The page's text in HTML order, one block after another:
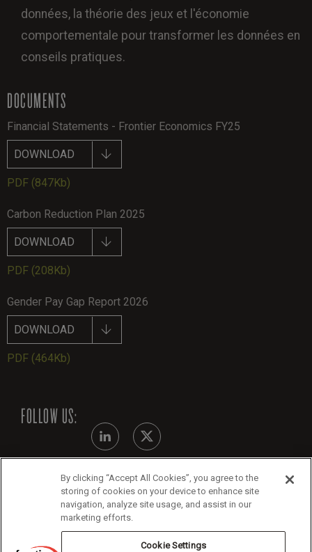
données, la théorie des jeux et l'économie
comportementale pour transformer les données en
conseils pratiques.
DOCUMENTS
Financial Statements - Frontier Economics FY25
DOWNLOAD
PDF (847Kb)
Carbon Reduction Plan 2025
DOWNLOAD
PDF (208Kb)
Gender Pay Gap Report 2026
DOWNLOAD
PDF (464Kb)
FOLLOW US:
Modern Slavery Statement
Cookie Policy
By clicking “Accept All Cookies”, you agree to the
storing of cookies on your device to enhance site
navigation, analyze site usage, and assist in our
marketing efforts.
Cookie Settings